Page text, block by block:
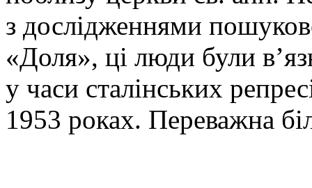
з дослідженнями
«Доля», ці люди були
у часи сталінських
1953 роках. Переважна